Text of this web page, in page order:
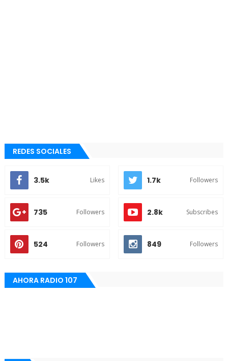
REDES SOCIALES
3.5k Likes 1.7k Followers
735 Followers 2.8k Subscribes
524 Followers 849 Followers
AHORA RADIO 107